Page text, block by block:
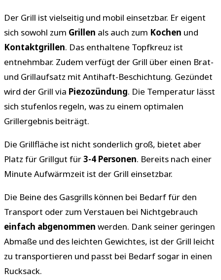
Der Grill ist vielseitig und mobil einsetzbar. Er eigent
sich sowohl zum Grillen als auch zum Kochen und
Kontaktgrillen. Das enthaltene Topfkreuz ist
entnehmbar. Zudem verfügt der Grill über einen Brat-
und Grillaufsatz mit Antihaft-Beschichtung. Gezündet
wird der Grill via Piezozündung. Die Temperatur lässt
sich stufenlos regeln, was zu einem optimalen
Grillergebnis beiträgt.
Die Grillfläche ist nicht sonderlich groß, bietet aber
Platz für Grillgut für3-4 Personen. Bereits nach einer
Minute Aufwärmzeit ist der Grill einsetzbar.
Die Beine des Gasgrills können bei Bedarf für den
Transport oder zum Verstauen bei Nichtgebrauch
einfach abgenommen werden. Dank seiner geringen
Abmaße und des leichten Gewichtes, ist der Grill leicht
zu transportieren und passt bei Bedarf sogar in einen
Rucksack.